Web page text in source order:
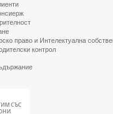
право и Интелектуална
контрол
СЪС